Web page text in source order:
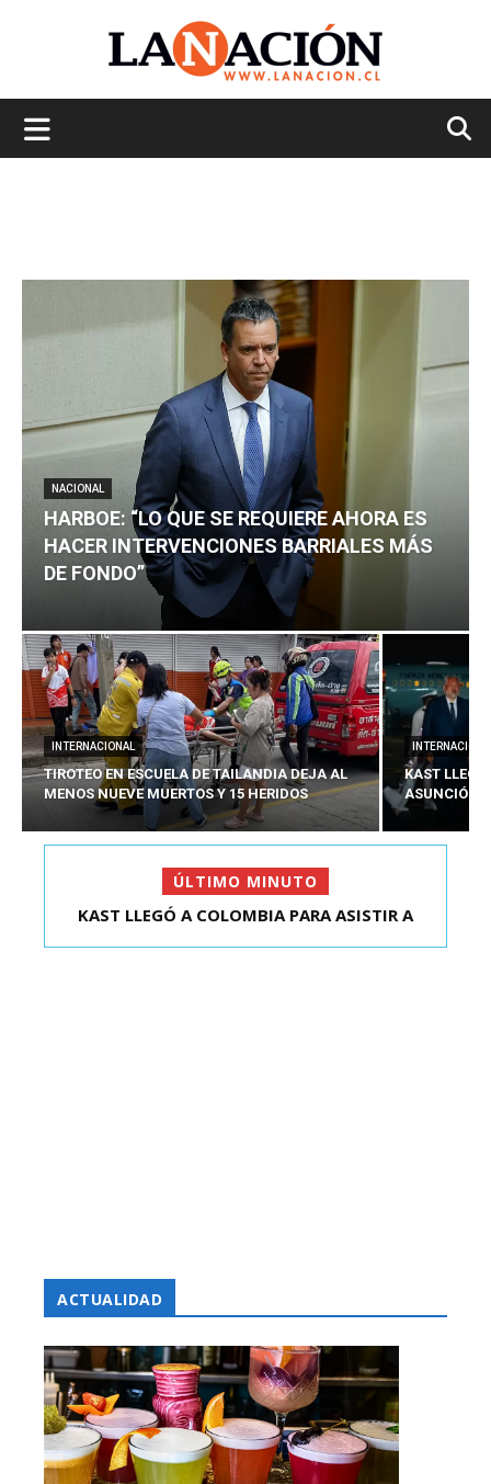
NACIONAL
HARBOE: “LO QUE SE REQUIERE AHORA ES
HACER INTERVENCIONES BARRIALES MÁS
DE FONDO”
INTERNACIONAL
TIROTEO EN ESCUELA DE TAILANDIA DEJA AL
MENOS NUEVE MUERTOS Y 15 HERIDOS
KAST
ASUNCIÓN
ÚLTIMO MINUTO
HARBOE: “LO QUE SE REQUIERE AHORA ES HACER
KAST LLEGÓ A COLOMBIA PARA ASISTIR A
ACTUALIDAD